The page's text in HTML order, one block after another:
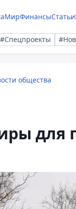
МирФинансыСтатьи
#Спецпроекты
общества
для